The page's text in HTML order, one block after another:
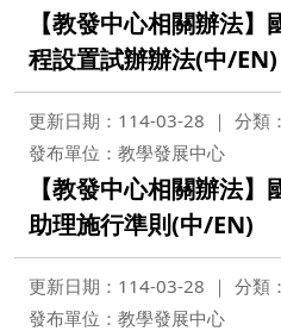
【教發中心相關辦法
程設置試辦辦法(中/EN)
更新日期：114-03-28
分類
發布單位：教學發展中心
【教發中心相關辦法
助理施行準則(中/EN)
更新日期：114-03-28
分類
發布單位：教學發展中心